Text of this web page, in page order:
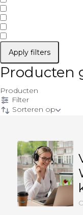
Apply filters
Producten
Producten
Filter
Sorteren op